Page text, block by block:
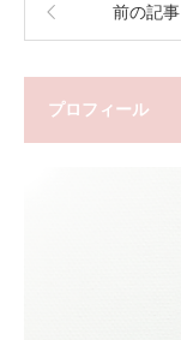
前の記事
プロフィール